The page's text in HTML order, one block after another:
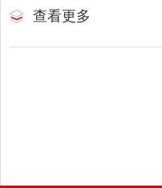
查看更多